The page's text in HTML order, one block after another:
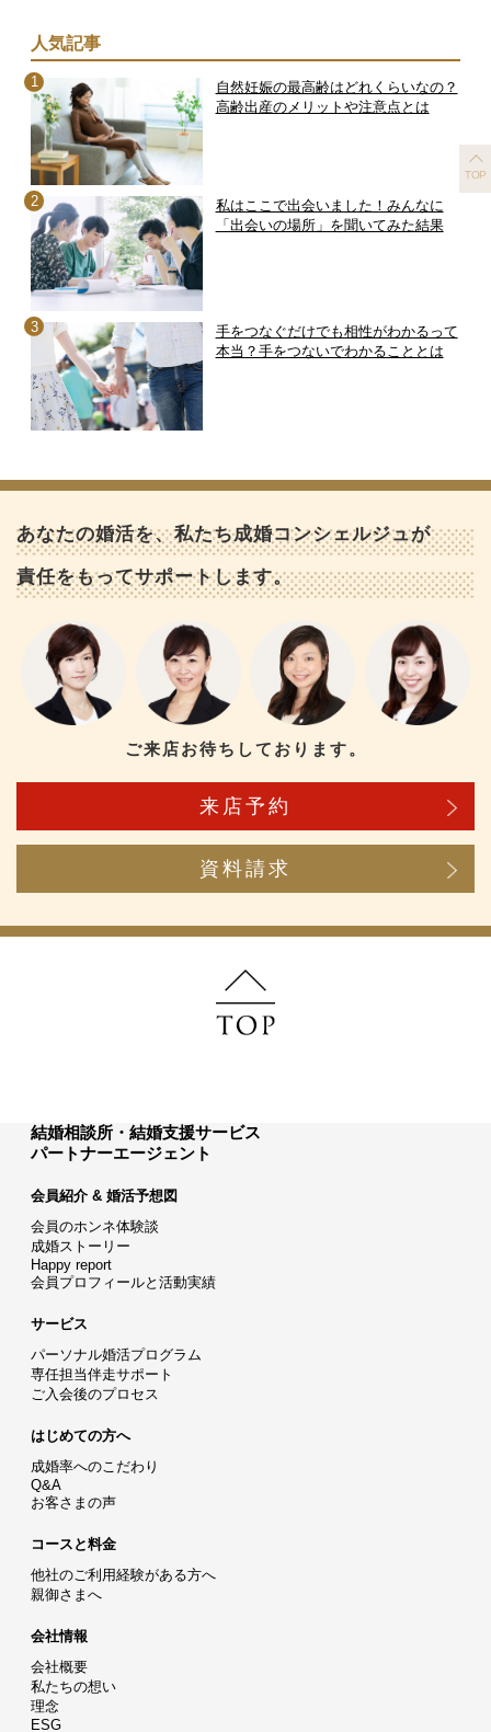
人気記事
自然妊娠の最高齢はどれくらいなの？
高齢出産のメリットや注意点とは
私はここで出会いました！みんなに
「出会いの場所」を聞いてみた結果
手をつなぐだけでも相性がわかるって
本当？手をつないでわかることとは
TOP
あなたの婚活を、私たち成婚コンシェルジュが
責任をもってサポートします。
ご来店お待ちしております。
来店予約
資料請求
結婚相談所・結婚支援サービス
パートナーエージェント
会員紹介 & 婚活予想図
会員のホンネ体験談
成婚ストーリー
Happy report
会員プロフィールと活動実績
サービス
パーソナル婚活プログラム
専任担当伴走サポート
ご入会後のプロセス
はじめての方へ
成婚率へのこだわり
Q&A
お客さまの声
コースと料金
他社のご利用経験がある方へ
親御さまへ
会社情報
会社概要
私たちの想い
理念
ESG